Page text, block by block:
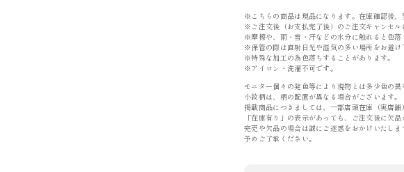
※こちらの商品は現品になります。在庫確認後、
※ご注文後（お支払完了後）のご注文キャンセル
※摩擦や、雨・雪・汗などの水分に触れると色落
※保管の際は直射日光や湿気の多い場所をお避け
※特殊な加工の為色落ちすることがあります。
※アイロン・洗濯不可です。
モニター個々の発色等により現物とは多少色の異
小紋柄は、柄の配置が異なる場合がございます。
掲載商品につきましては、一部店頭在庫（実店舗
「在庫有り」の表示があっても、ご注文後に欠
完売や欠品の場合は誠にご迷惑をおかけいたしま
予めご了承ください。